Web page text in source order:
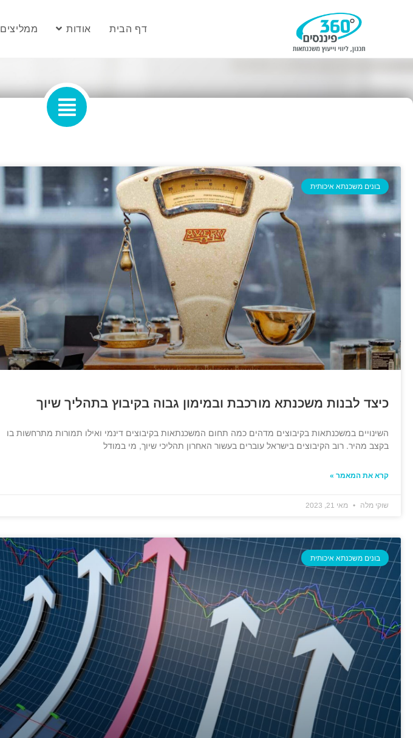
דף הבית אודות ממליצים
בונים משכנתא איכותית
כיצד לבנות משכנתא מורכבת ובמימון גבוה בקיבוץ בתהליך שיוך
השינויים במשכנתאות בקיבוצים מדהים כמה תחום המשכנתאות בקיבוצים דינמי ואילו תמורות מתרחשות בו
בקצב מהיר. רוב הקיבוצים בישראל עוברים בעשור האחרון תהליכי שיוך, מי במודל
קרא את המאמר »
שוקי מלה מאי 21, 2023
בונים משכנתא איכותית